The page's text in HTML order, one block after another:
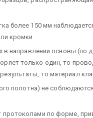
более 150 мм
кромки.
в направлении основы (по
только один, то
то материал
полотна) не
по форме,